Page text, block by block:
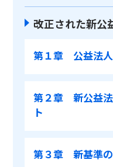
改正された新公
第１章 公益法
第２章 新公益法
ト
第３章 新基準の